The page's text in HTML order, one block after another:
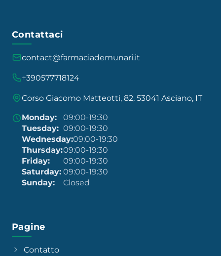
Contattaci
contact@farmaciademunari.it
+390577718124
Corso Giacomo Matteotti, 82, 53041 Asciano, IT
Monday:
09:00-19:30
Tuesday: 09:00-19:30
Wednesday:09:00-19:30
Thursday:09:00-19:30
Friday:
09:00-19:30
Saturday: 09:00-19:30
Sunday:
Closed
Pagine
Contatto